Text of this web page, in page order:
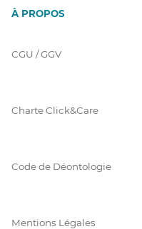
À PROPOS
CGU / GGV
Charte Click&Care
Code de Déontologie
Mentions Légales